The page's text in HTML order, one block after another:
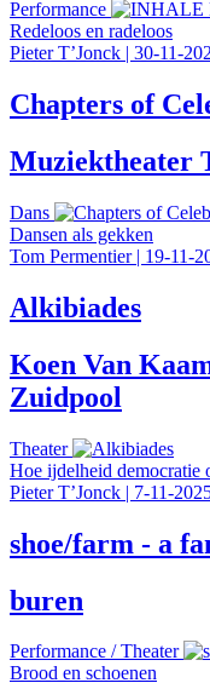
Performance
Redeloos en radeloos
Pieter T’Jonck | 30-11-
Chapters of
Muziektheater
Dans
Dansen als gekken
Tom Permentier| 19-11-
Alkibiades
Koen Van
Zuidpool
Theater
Hoe ijdelheid democratie
Pieter T’Jonck | 7-11-
shoe/farm - a
buren
Performance /Theater
Brood en schoenen